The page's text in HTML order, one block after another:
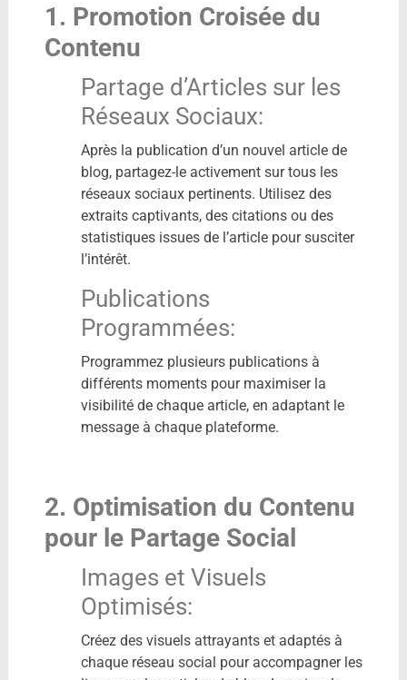
1. Promotion Croisée du
Contenu
Partage d’Articles sur les
Réseaux Sociaux:
Après la publication d’un nouvel article de
blog, partagez-le activement sur tous les
réseaux sociaux pertinents. Utilisez des
extraits captivants, des citations ou des
statistiques issues de l’article pour susciter
l’intérêt.
Publications
Programmées:
Programmez plusieurs publications à
différents moments pour maximiser la
visibilité de chaque article, en adaptant le
message à chaque plateforme.
2. Optimisation du Contenu
pour le Partage Social
Images et Visuels
Optimisés:
Créez des visuels attrayants et adaptés à
chaque réseau social pour accompagner les